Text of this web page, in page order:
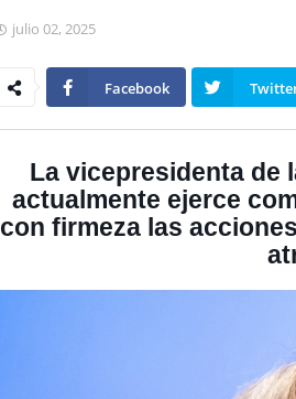
julio 02, 2025
Facebook
La vicepresidenta de
actualmente ejerce
con firmeza las